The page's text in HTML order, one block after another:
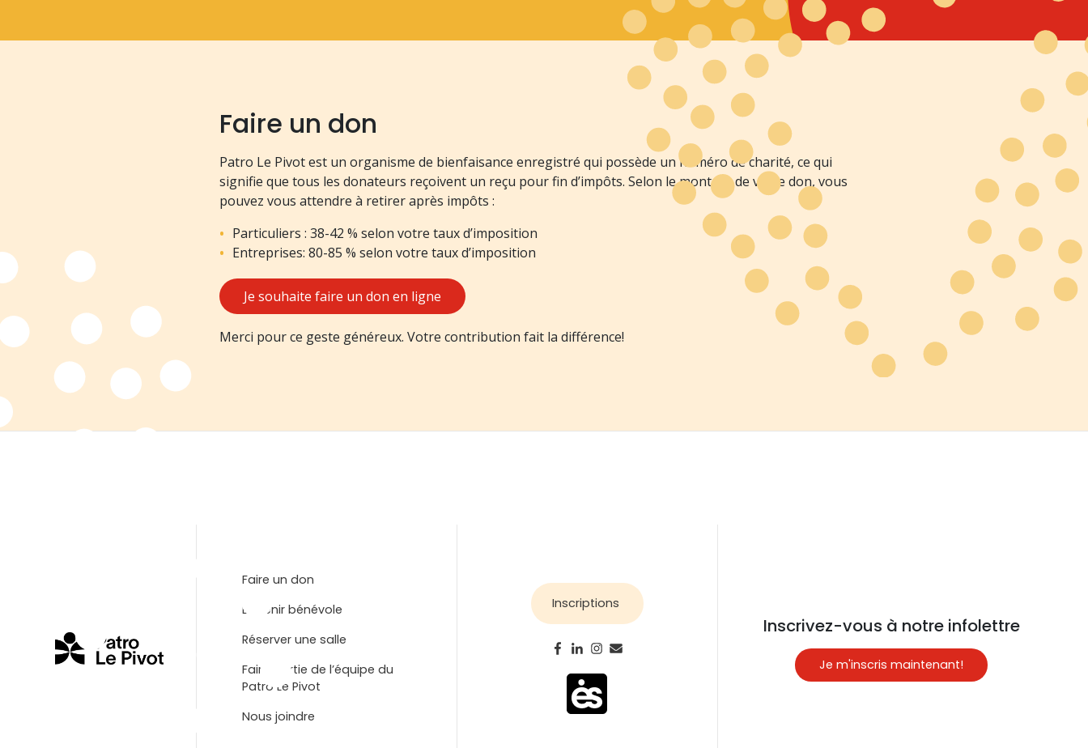
Faire un don
Patro Le Pivot est un organisme de bienfaisance enregistré qui possède un numéro de charité, ce qui
signifie que tous les donateurs reçoivent un reçu pour fin d’impôts. Selon le montant de votre don, vous
pouvez vous attendre à retirer après impôts :
Particuliers : 38-42 % selon votre taux d’imposition
Entreprises: 80-85 % selon votre taux d’imposition
Je souhaite faire un don en ligne
Merci pour ce geste généreux. Votre contribution fait la différence!
Faire un don
Devenir bénévole
Réserver une salle
Faire partie de l’équipe du
Patro Le Pivot
Nous joindre
Inscriptions
Inscrivez-vous à notre infolettre
Je m'inscris maintenant!